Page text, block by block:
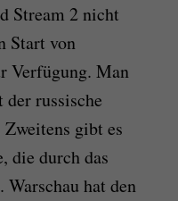
Stream 2 nicht
Start von
Verfügung. Man
der russische
gibt es
die durch das
hat den